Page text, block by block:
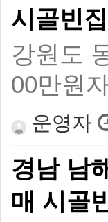
시골빈집
강원도
00만원
운영자
경남 남
매 시골